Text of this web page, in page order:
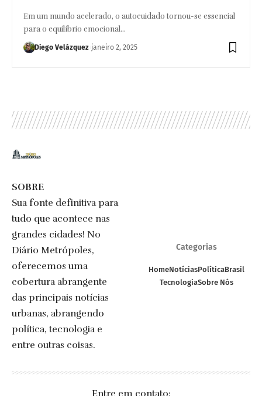
Em um mundo acelerado, o autocuidado tornou-se essencial
para o equilíbrio emocional…
Diego Velázquez janeiro 2, 2025
SOBRE
Sua fonte definitiva para
tudo que acontece nas
grandes cidades! No
Diário Metrópoles,
oferecemos uma
cobertura abrangente
das principais notícias
urbanas, abrangendo
política, tecnologia e
entre outras coisas.
Categorias
HomeNotíciasPolíticaBrasil
TecnologiaSobre Nós
Entre em contato: